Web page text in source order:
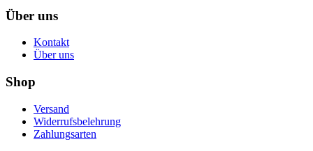
Über uns
Kontakt
Über uns
Shop
Versand
Widerrufsbelehrung
Zahlungsarten